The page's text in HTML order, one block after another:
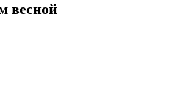
весной